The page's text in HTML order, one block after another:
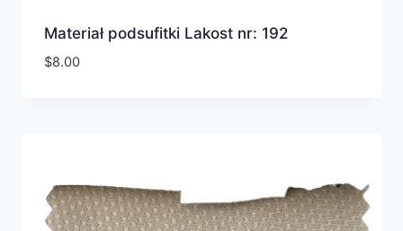
Materiał podsufitki Lakost nr: 192
$8.00